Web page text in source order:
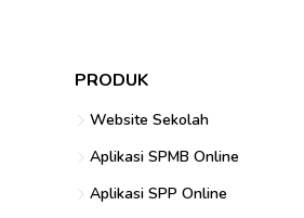
PRODUK
Website Sekolah
Aplikasi SPMB Online
Aplikasi SPP Online